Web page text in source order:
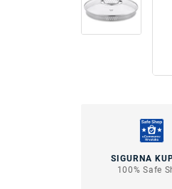
SIGURNA
100% Safe